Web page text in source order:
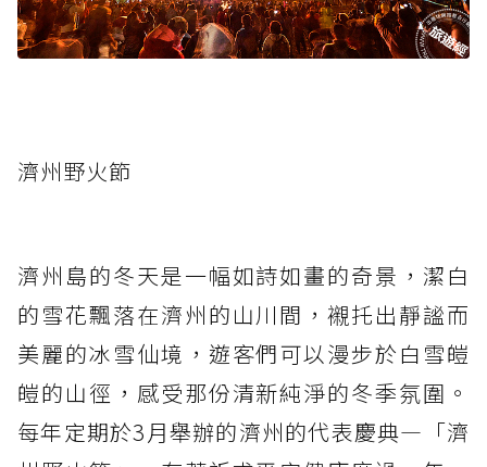
濟州野火節
濟州島的冬天是一幅如詩如畫的奇景，潔白
的雪花飄落在濟州的山川間，襯托出靜謐而
美麗的冰雪仙境，遊客們可以漫步於白雪皚
皚的山徑，感受那份清新純淨的冬季氛圍。
每年定期於3月舉辦的濟州的代表慶典—「濟